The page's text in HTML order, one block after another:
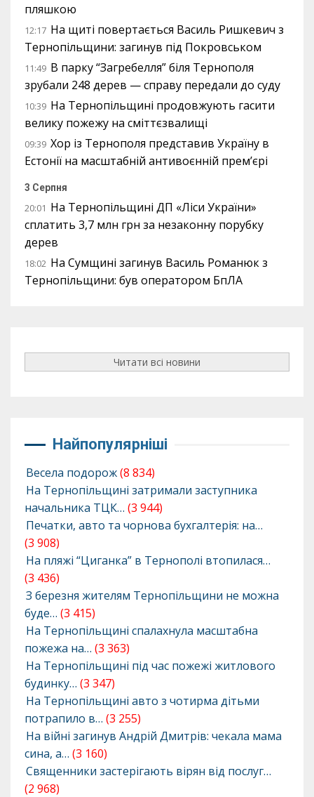
пляшкою
12:17 На щиті повертається Василь Ришкевич з
Тернопільщини: загинув під Покровськом
11:49 В парку “Загребелля” біля Тернополя
зрубали 248 дерев — справу передали до суду
10:39 На Тернопільщині продовжують гасити
велику пожежу на сміттєзвалищі
09:39 Хор із Тернополя представив Україну в
Естонії на масштабній антивоєнній прем’єрі
3 Серпня
20:01 На Тернопільщині ДП «Ліси України»
сплатить 3,7 млн грн за незаконну порубку
дерев
18:02 На Сумщині загинув Василь Романюк з
Тернопільщини: був оператором БпЛА
Читати всі новини
Найпопулярніші
Весела подорож(8 834)
На Тернопільщині затримали заступника
начальника ТЦК… (3 944)
Печатки, авто та чорнова бухгалтерія: на…
(3 908)
На пляжі “Циганка” в Тернополі втопилася…
(3 436)
З березня жителям Тернопільщини не можна
буде… (3 415)
На Тернопільщині спалахнула масштабна
пожежа на… (3 363)
На Тернопільщині під час пожежі житлового
будинку… (3 347)
На Тернопільщині авто з чотирма дітьми
потрапило в… (3 255)
На війні загинув Андрій Дмитрів: чекала мама
сина, а… (3 160)
Священники застерігають вірян від послуг…
(2 968)